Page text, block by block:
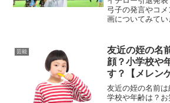
弓子の発言やコ
画についてみて
松本人志さんはど
いるのでしょう
芸能
友近の姪の名
顔？小学校や
す？【メレン
友近の姪の名前
学校や年齢は？